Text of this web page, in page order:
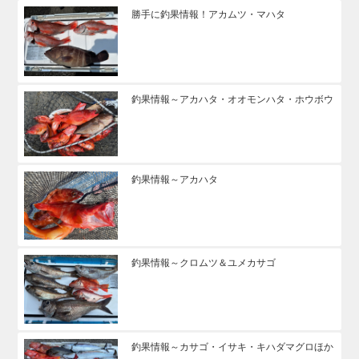
勝手に釣果情報！アカムツ・マハタ
釣果情報～アカハタ・オオモンハタ・ホウボウ
釣果情報～アカハタ
釣果情報～クロムツ＆ユメカサゴ
釣果情報～カサゴ・イサキ・キハダマグロほか